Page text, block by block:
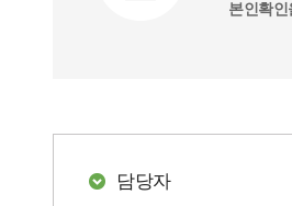
본인확
담당자